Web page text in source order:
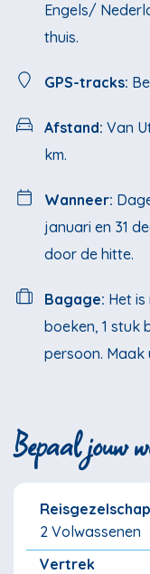
Engels/
thuis.
GPS-tracks:
Afstand: Van
km.
Wanneer:
januari en 31
door de hitte.
Bagage: Het
boeken, 1 stuk
persoon. Maak
Bepaal jouw
Reisgezelschap
2 Volwassenen
Vertrek